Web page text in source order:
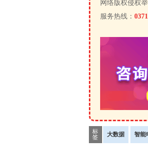
网络版权侵权
服务热线：
标
签
大数据 智能